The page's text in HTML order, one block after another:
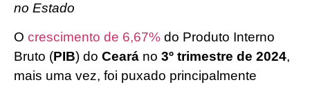
no Estado
O crescimento de 6,67% do Produto Interno
Bruto (PIB) do Ceará no 3º trimestre de 2024,
mais uma vez, foi puxado principalmente